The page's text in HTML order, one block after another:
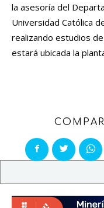
la asesoría del
Universidad Católica
realizando estudios
estará ubicada la